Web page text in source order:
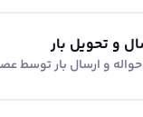
و تحویل بار
و ارسال بار توسط